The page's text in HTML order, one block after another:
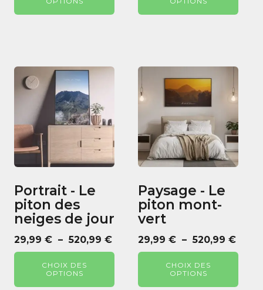
29,99 €
produit
à
produit
Portrait - Le
piton des
neiges de jour
29,99 € – 520,99 €Plage
de
29,99 €
CHOIX DES
OPTIONS
produit
plusieurs
variations.
Les
options
être
choisies
sur
la
page
produit
Paysage - Le
piton mont-
vert
29,99€ – 520,99€
de
CHOIX DES
OPTIONS
produit
a
plusieurs
variations.
Les
options
être
choisies
sur
la
page
produit